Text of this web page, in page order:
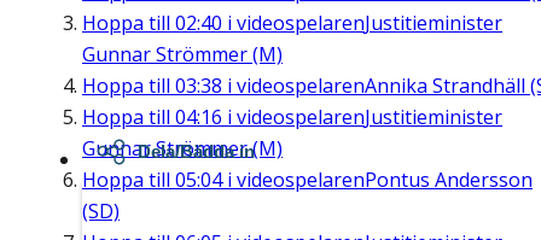
Hoppa till 02:40 i videospelarenJustitieminister
Gunnar Strömmer (M)
Hoppa till 03:38 i videospelarenAnnika Strandhäll
Hoppa till 04:16 i videospelarenJustitieminister
Gunnar Strömmer (M)
Hoppa till 05:04i videospelarenPontus Andersson
(SD)
Dela/Bädda in